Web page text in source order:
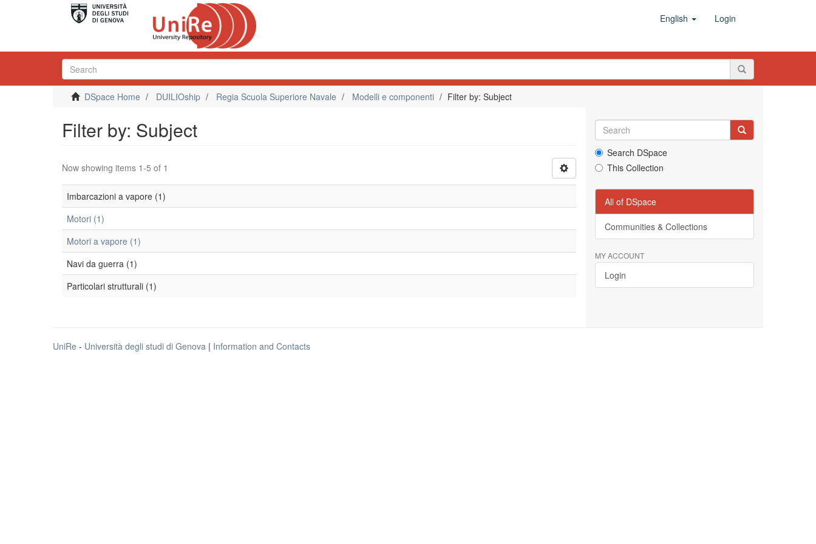
English Login
DSpace Home DUILIOship Regia Scuola Superiore Navale Modelli e componenti Filter by: Subject
Filter by: Subject
Now showing items 1-5 of 1
Imbarcazioni a vapore (1)
Motori (1)
Motori a vapore (1)
Navi da guerra (1)
Particolari strutturali (1)
Search DSpace
This Collection
All of DSpace
Communities & Collections
MY ACCOUNT
Login
UniRe - Università degli studi di Genova | Information and Contacts